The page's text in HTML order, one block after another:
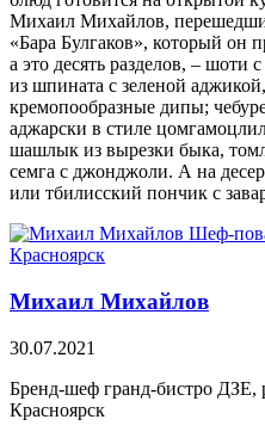
Михаил Михайлов,
«Бара Булгаков», который он
а это десять разделов, – шоти
из шпината с зеленой
кремопообразные дипы;
аджарски в стиле
шашлык из вырезки быка,
семга с джонджоли. А на
или тбилисский пончик с
Михаил Михайлов
30.07.2021
Бренд-шеф гранд-бистро
Красноярск